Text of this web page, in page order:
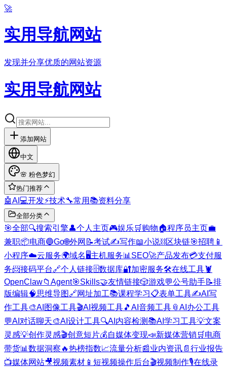
🚀
实用导航网站
发现并分享优质的网站资源
实用导航网站
添加网站
中文
🌸 粉色梦幻
热门推荐
🤖AI 💻开发⚡技术🔧常用 📚资料分享
全部分类
🎯全部🔍搜索引擎👤个人主页🎮娱乐🛒 购物🏠程序员主页💼
兼职📦电商🔵Go🌐外网 📝考试✍️写作📖小说⛓️区块链🎯招聘 📱
小程序☁️云服务🌍域名 🖥️主机服务📊 SEO🚀产品发布💳支付服
务📨接码平台🔗个人链接🗄️数据库🔐加密服务🛠️在线工具🦞
OpenClaw📁 Agent🎯Skills🤝友情链接🎲游戏💬公号助手📝排
版编辑🧠思维导图🔗网址加工📚课程学习📋表单工具✍️AI写
作工具🎨AI图像工具🎬AI视频工具🎵 AI音频工具 📎 AI办公工具
💬AI对话聊天🎨AI设计工具🔍AI内容检测 📚AI学习工具💡文案
灵感💡创作灵感🎬创意短片💰自媒体变现📣新媒体营销 🛒 电商
带货📊 数据洞察 🔥热榜指数📈流量分析📰业内资讯 📄 行业报告
📺媒体网站🎥视频素材 📱 短视频操作后台🎬视频制作🎙️在线录